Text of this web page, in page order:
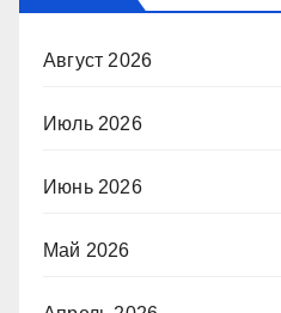
Август 2026
Июль 2026
Июнь 2026
Май 2026